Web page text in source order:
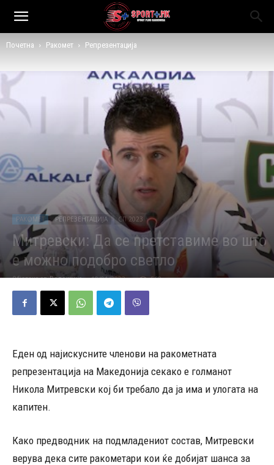
Почетна Ракомет Репрезентација
РАКОМЕТ РЕПРЕЗЕНТАЦИЈА СП 2023
Митревски: Да се претставиме во што
е можно подобро светло
Објавено од Редакција - 10/01/2023 568
Еден од најискусните членови на ракометната
репрезентација на Македонија секако е голманот
Никола Митревски кој би требало да ја има и улогата на
капитен.
Како предводник на подмладениот состав, Митревски
верува дека сите ракометари кои ќе добијат шанса за